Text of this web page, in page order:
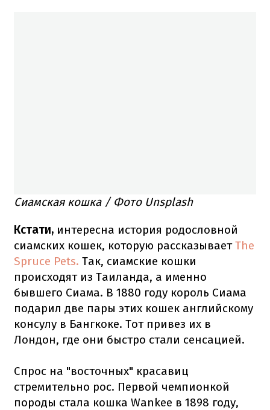
Сиамская кошка / Фото Unsplash
Кстати, интересна история родословной
сиамских кошек, которую рассказываетThe
Spruce Pets. Так, сиамские кошки
происходят из Таиланда, а именно
бывшего Сиама. В 1880 году король Сиама
подарил две пары этих кошек английскому
консулу в Бангкоке. Тот привез их в
Лондон, где они быстро стали сенсацией.
Спрос на "восточных" красавиц
стремительно рос. Первой чемпионкой
породы стала кошка Wankee в 1898 году,